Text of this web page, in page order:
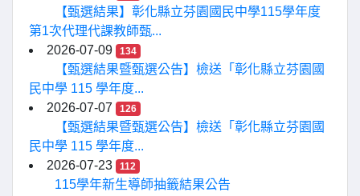
【甄選結果】彰化縣立芬園國民中學115學年度
第1次代理代課教師甄...
2026-07-09
134
【甄選結果暨甄選公告】檢送「彰化縣立芬園國
民中學 115 學年度...
2026-07-07
126
【甄選結果暨甄選公告】檢送「彰化縣立芬園國
民中學 115 學年度...
2026-07-23
112
115學年新生導師抽籤結果公告